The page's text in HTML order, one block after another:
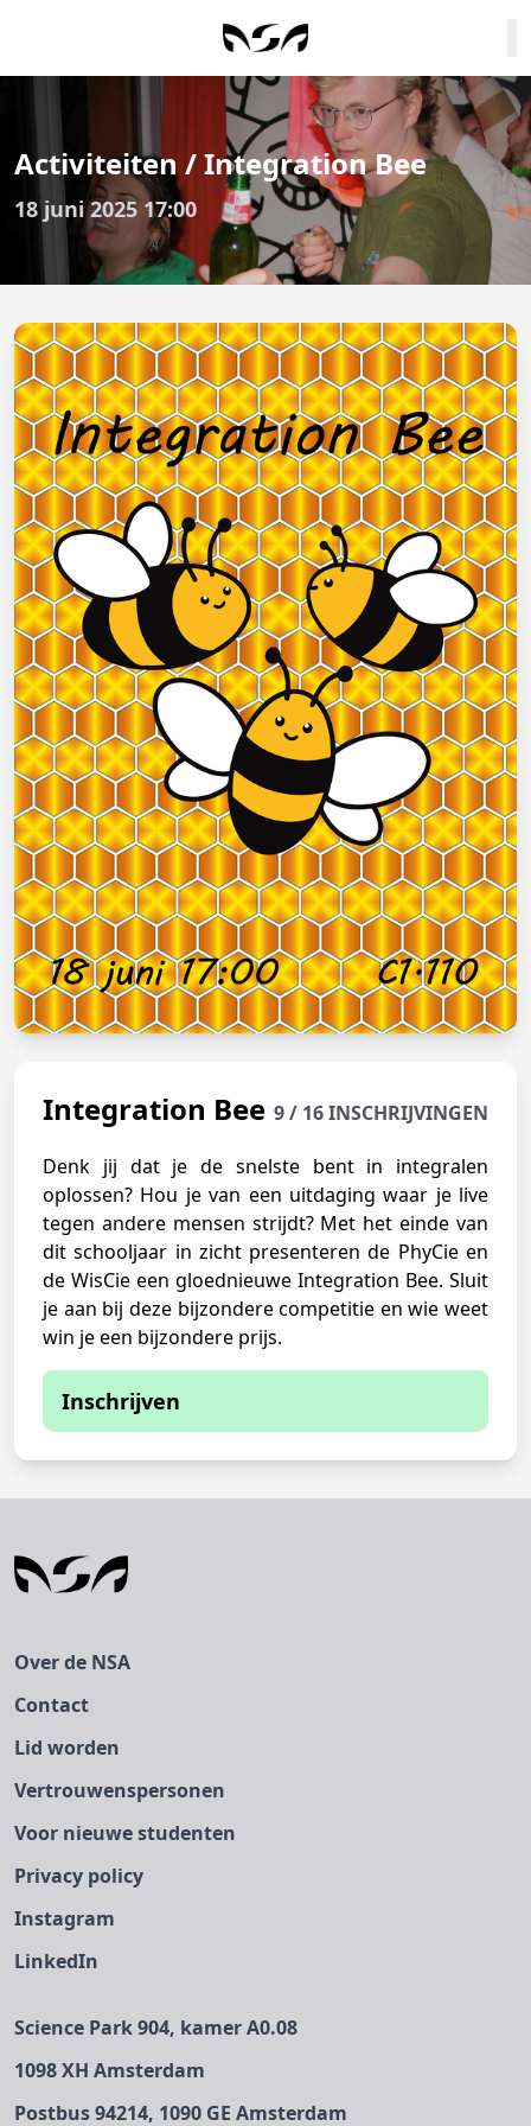
Activiteiten / Integration Bee
18 juni 2025 17:00
Integration Bee 9 / 16 INSCHRIJVINGEN
Denk jij dat je de snelste bent in integralen
oplossen? Hou je van een uitdaging waar je live
tegen andere mensen strijdt? Met het einde van
dit schooljaar in zicht presenteren de PhyCie en
de WisCie een gloednieuwe Integration Bee. Sluit
je aan bij deze bijzondere competitie en wie weet
win je een bijzondere prijs.
Inschrijven
Over de NSA
Contact
Lid worden
Vertrouwenspersonen
Voor nieuwe studenten
Privacy policy
Instagram
LinkedIn
Science Park 904, kamer A0.08
1098 XH Amsterdam
Postbus 94214, 1090 GE Amsterdam